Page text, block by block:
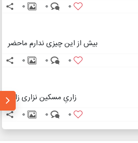
0
0
0
بیش از این چیزی ندارم ماحضر
0
0
0
زاریِ مسکین نزاری زارتر
0
0
0